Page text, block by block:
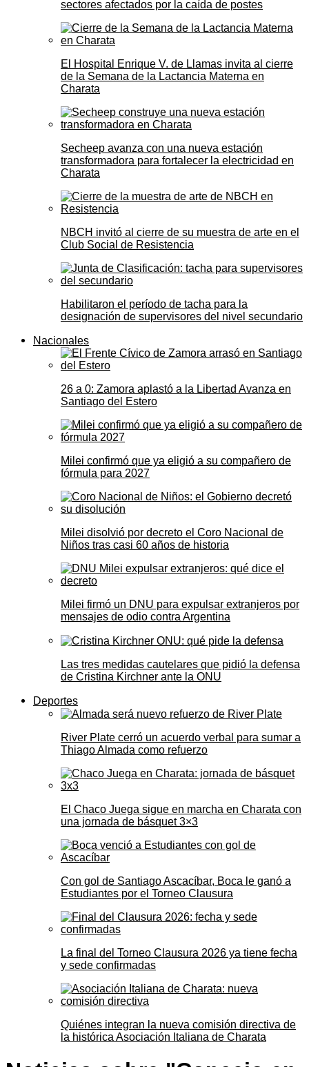
sectores afectados por la caída de postes
El Hospital Enrique V. de Llamas invita al cierre
de la Semana de la Lactancia Materna en
Charata
Secheep avanza con una nueva estación
transformadora para fortalecer la electricidad en
Charata
NBCH invitó al cierre de su muestra de arte en el
Club Social de Resistencia
Habilitaron el período de tacha para la
designación de supervisores del nivel secundario
Nacionales
26 a 0: Zamora aplastó a la Libertad Avanza en
Santiago del Estero
Milei confirmó que ya eligió a su compañero de
fórmula para 2027
Milei disolvió por decreto el Coro Nacional de
Niños tras casi 60 años de historia
Milei firmó un DNU para expulsar extranjeros por
mensajes de odio contra Argentina
Las tres medidas cautelares que pidió la defensa
de Cristina Kirchner ante la ONU
Deportes
River Plate cerró un acuerdo verbal para sumar a
Thiago Almada como refuerzo
El Chaco Juega sigue en marcha en Charata con
una jornada de básquet 3×3
Con gol de Santiago Ascacíbar, Boca le ganó a
Estudiantes por el Torneo Clausura
La final del Torneo Clausura 2026 ya tiene fecha
y sede confirmadas
Quiénes integran la nueva comisión directiva de
la histórica Asociación Italiana de Charata